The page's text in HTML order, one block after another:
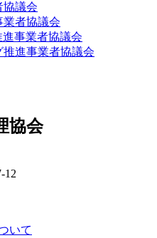
協議会
者協議会
事業者協議会
進事業者協議会
協会
12
いて